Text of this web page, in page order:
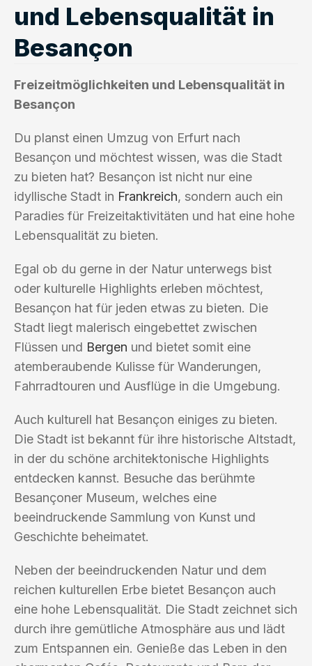
und Lebensqualität in
Besançon
Freizeitmöglichkeiten und Lebensqualität in
Besançon
Du planst einen Umzug von Erfurt nach
Besançon und möchtest wissen, was die Stadt
zu bieten hat? Besançon ist nicht nur eine
idyllische Stadt in Frankreich, sondern auch ein
Paradies für Freizeitaktivitäten und hat eine hohe
Lebensqualität zu bieten.
Egal ob du gerne in der Natur unterwegs bist
oder kulturelle Highlights erleben möchtest,
Besançon hat für jeden etwas zu bieten. Die
Stadt liegt malerisch eingebettet zwischen
Flüssen und Bergen und bietet somit eine
atemberaubende Kulisse für Wanderungen,
Fahrradtouren und Ausflüge in die Umgebung.
Auch kulturell hat Besançon einiges zu bieten.
Die Stadt ist bekannt für ihre historische Altstadt,
in der du schöne architektonische Highlights
entdecken kannst. Besuche das berühmte
Besançoner Museum, welches eine
beeindruckende Sammlung von Kunst und
Geschichte beheimatet.
Neben der beeindruckenden Natur und dem
reichen kulturellen Erbe bietet Besançon auch
eine hohe Lebensqualität. Die Stadt zeichnet sich
durch ihre gemütliche Atmosphäre aus und lädt
zum Entspannen ein. Genieße das Leben in den